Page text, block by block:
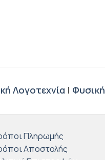
Λογοτεχνία | Φυσική
Πληρωμής
Αποστολής